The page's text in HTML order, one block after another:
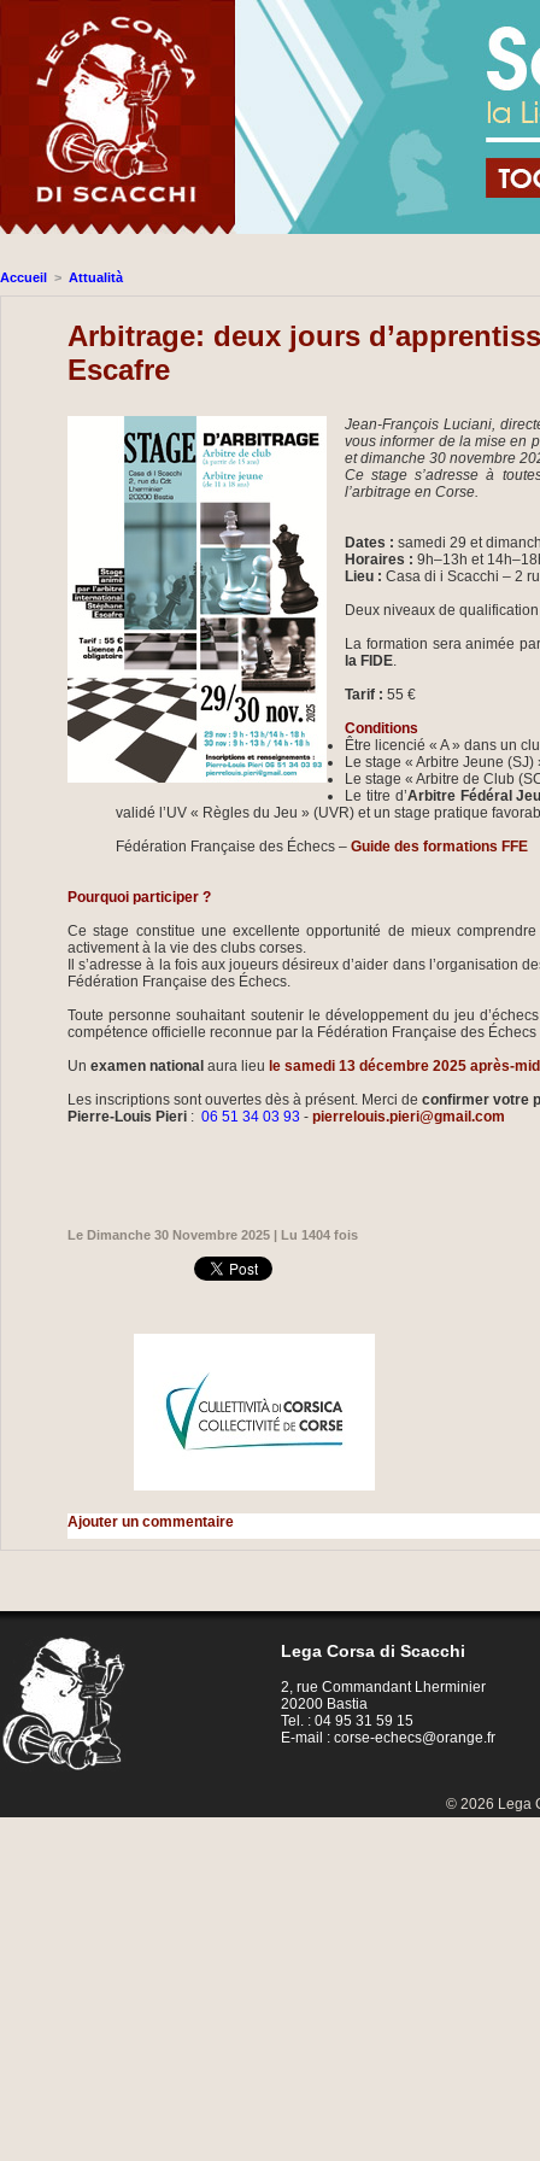
Accueil > Attualità
Arbitrage: deux jours
Escafre
Jean-François Luciani,
vous informer de la mise en
et dimanche 30 novembre
Ce stage s’adresse à
l’arbitrage en Corse.
Dates : samedi 29 et
Horaires : 9h–13h et
Lieu : Casa di i Scacchi – 2
Deux niveaux de
La formation sera animée
la FIDE.
Tarif : 55 €
Conditions
Être licencié « A » dans un
Le stage « Arbitre Jeune
Le stage « Arbitre de Club
Le titre d’Arbitre Fédéral
validé l’UV « Règles du Jeu » (UVR) et un stage pratique
Fédération Française des Échecs –Guide des formations FFE
Pourquoi participer ?
Ce stage constitue une excellente opportunité de mieux
activement à la vie des clubs corses.
Il s’adresse à la fois aux joueurs désireux d’aider dans
Fédération Française des Échecs.
Toute personne souhaitant soutenir le développement du jeu
compétence officielle reconnue par la Fédération Française des
Unexamen national aura lieu le samedi 13 décembre 2025 après-
Les inscriptions sont ouvertes dès à présent. Merci deconfirmer votre
Pierre-Louis Pieri :06 51 34 03 93-pierrelouis.pieri@gmail.com
Le Dimanche 30 Novembre 2025 | Lu 1404 fois
Ajouter un commentaire
Lega Corsa di Scacchi
2, rue Commandant Lherminier
20200 Bastia
Tel. : 04 95 31 59 15
E-mail :corse-echecs@orange.fr
© 2026 Lega